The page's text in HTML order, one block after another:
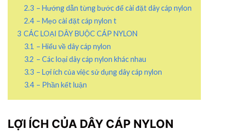
2.3 – Hướng dẫn từng bước để cài đặt dây cáp nylon
2.4 – Mẹo cài đặt cáp nylon t
3 CÁC LOẠI DÂY BUỘC CÁP NYLON
3.1 – Hiểu về dây cáp nylon
3.2 – Các loại dây cáp nylon khác nhau
3.3 – Lợi ích của việc sử dụng dây cáp nylon
3.4 – Phần kết luận
LỢI ÍCH CỦA DÂY CÁP NYLON